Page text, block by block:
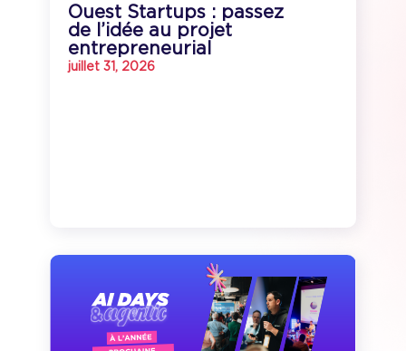
Ouest Startups : passez
de l’idée au projet
entrepreneurial
juillet 31, 2026